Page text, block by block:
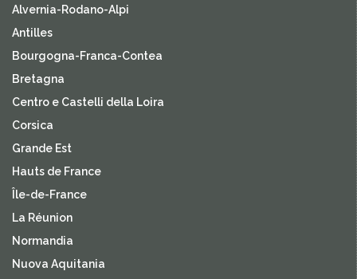
Alvernia-Rodano-Alpi
Antilles
Bourgogna-Franca-Contea
Bretagna
Centro e Castelli della Loira
Corsica
Grande Est
Hauts de France
Île-de-France
La Réunion
Normandia
Nuova Aquitania